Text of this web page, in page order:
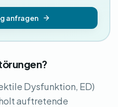
Dysfunktion, ED)
auftretende
anfragen